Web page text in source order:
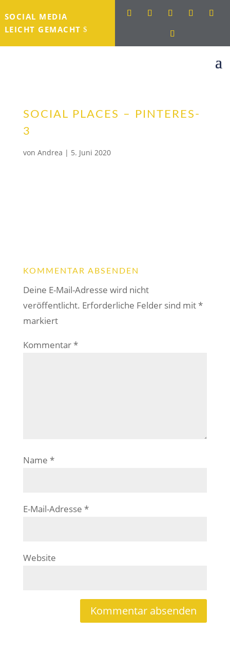
SOCIAL MEDIA
LEICHT GEMACHT
SOCIAL PLACES – PINTERES-
3
von Andrea | 5. Juni 2020
KOMMENTAR ABSENDEN
Deine E-Mail-Adresse wird nicht
veröffentlicht. Erforderliche Felder sind mit*
markiert
Kommentar*
Name *
E-Mail-Adresse *
Website